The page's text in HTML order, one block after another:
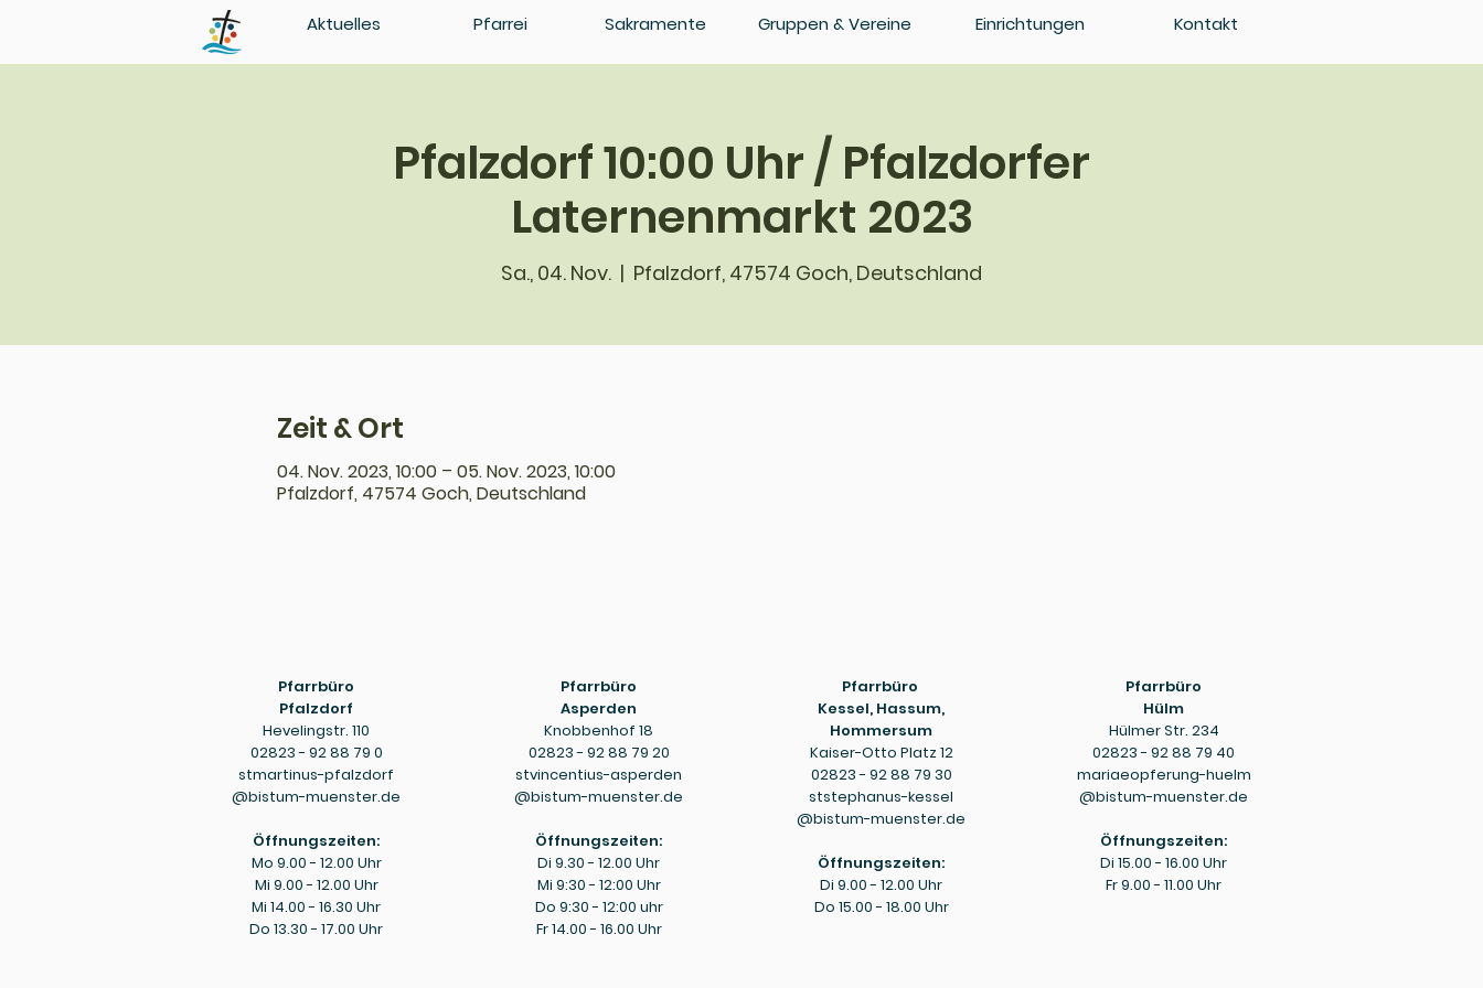
Aktuelles Pfarrei Sakramente Gruppen & Vereine Einrichtungen Kontakt
Pfalzdorf 10:00 Uhr / Pfalzdorfer
Laternenmarkt 2023
Sa., 04. Nov.
  |
Pfalzdorf, 47574 Goch, Deutschland
Zeit & Ort
04. Nov. 2023, 10:00 – 05. Nov. 2023, 10:00
Pfalzdorf, 47574 Goch, Deutschland
Pfarrbüro
Pfalzdorf
Hevelingstr. 110
02823 - 92 88 79 0
stmartinus-pfalzdorf
@bistum-muenster.de
Öffnungszeiten:
Mo 9.00 - 12.00 Uhr
Mi 9.00 - 12.00 Uhr
Mi 14.00 - 16.30 Uhr
Do 13.30 - 17.00 Uhr
Pfarrbüro
Asperden
Knobbenhof 18
02823 - 92 88 79 20
stvincentius-asperden
@bistum-muenster.de
Öffnungszeiten:
Di 9.30 - 12.00 Uhr
Mi 9:30 - 12:00 Uhr
Do 9:30 - 12:00 uhr
Fr 14.00 - 16.00 Uhr
Pfarrbüro
Kessel, Hassum,
Hommersum
Kaiser-Otto Platz 12
02823 - 92 88 79 30
ststephanus-kessel
@bistum-muenster.de
Öffnungszeiten:
Di 9.00 - 12.00 Uhr
Do 15.00 - 18.00 Uhr
Pfarrbüro
Hülm
Hülmer Str. 234
02823 - 92 88 79 40
mariaeopferung-huelm
@bistum-muenster.de
Öffnungszeiten:
Di 15.00 - 16.00 Uhr
Fr 9.00 - 11.00 Uhr